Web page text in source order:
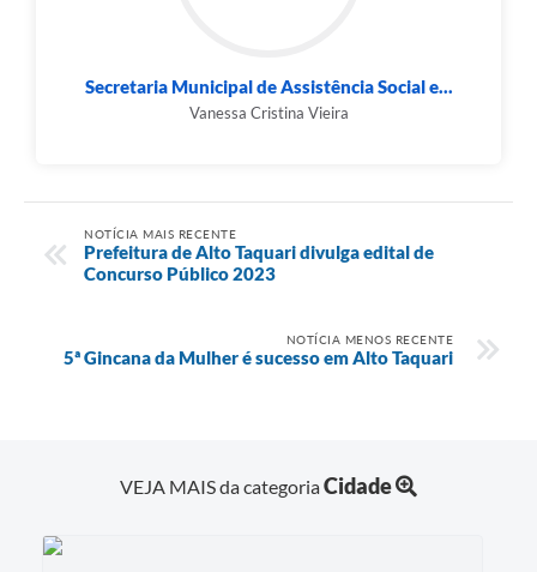
Secretaria Municipal de Assistência Social e...
Vanessa Cristina Vieira
NOTÍCIA MAIS RECENTE
Prefeitura de Alto Taquari divulga edital de
Concurso Público 2023
NOTÍCIA MENOS RECENTE
5ª Gincana da Mulher é sucesso em Alto Taquari
VEJA MAIS da categoriaCidade